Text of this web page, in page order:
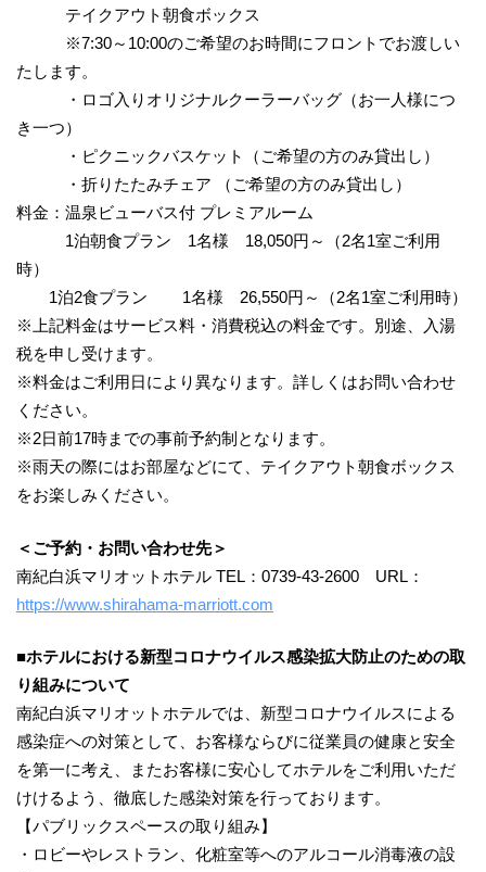
テイクアウト朝食ボックス
※7:30～10:00のご希望のお時間にフロントでお渡しい
たします。
・ロゴ入りオリジナルクーラーバッグ（お一人様につ
き一つ）
・ピクニックバスケット（ご希望の方のみ貸出し）
・折りたたみチェア （ご希望の方のみ貸出し）
料金：温泉ビューバス付 プレミアルーム
1泊朝食プラン 1名様 18,050円～（2名1室ご利用
時）
1泊2食プラン 1名様 26,550円～（2名1室ご利用時）
※上記料金はサービス料・消費税込の料金です。別途、入湯
税を申し受けます。
※料金はご利用日により異なります。詳しくはお問い合わせ
ください。
※2日前17時までの事前予約制となります。
※雨天の際にはお部屋などにて、テイクアウト朝食ボックス
をお楽しみください。
＜ご予約・ お問い合わせ先＞
南紀白浜マリオットホテル TEL：0739-43-2600 URL：
https://www.shirahama-marriott.com
■ホテルにおける新型コロナウイルス感染拡大防止のための取
り組みについて
南紀白浜マリオットホテルでは、新型コロナウイルスによる
感染症への対策として、お客様ならびに従業員の健康と安全
を第一に考え、またお客様に安心してホテルをご利用いただ
けけるよう、徹底した感染対策を行っております。
【パブリックスペースの取り組み】
・ロビーやレストラン、化粧室等へのアルコール消毒液の設